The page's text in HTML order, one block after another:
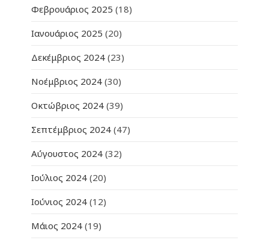
Φεβρουάριος 2025 (18)
Ιανουάριος 2025 (20)
Δεκέμβριος 2024 (23)
Νοέμβριος 2024 (30)
Οκτώβριος 2024 (39)
Σεπτέμβριος 2024 (47)
Αύγουστος 2024 (32)
Ιούλιος 2024 (20)
Ιούνιος 2024 (12)
Μάιος 2024 (19)